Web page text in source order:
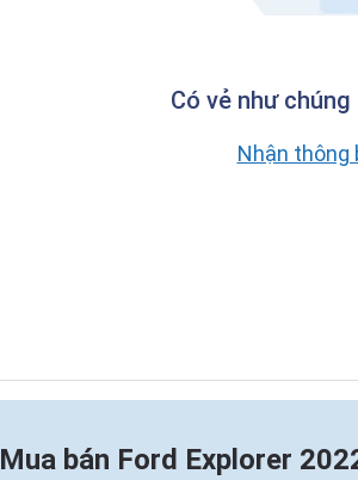
Có vẻ như
Nhận thông
Mua bán Ford Explorer